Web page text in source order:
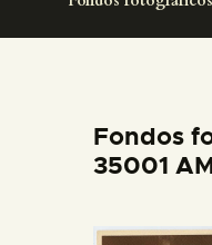
Fondos
35001